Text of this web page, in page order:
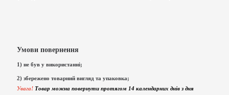
Умови повернення
1) не був у використанні;
2) збережено товарний вигляд та упаковка;
Увага! Товар можна повернути протягом 14 календарних днів з дня